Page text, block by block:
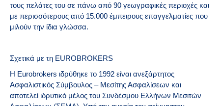
τους πελάτες του σε πάνω από 90 γεωγραφικές περιοχές και
με περισσότερους από 15.000 έμπειρους επαγγελματίες που
μιλούν την ίδια γλώσσα.
Σχετικά με τη ΕUROBROKERS
Η Eurobrokers ιδρύθηκε το 1992 είναι ανεξάρτητος
Ασφαλιστικός Σύμβουλος – Μεσίτης Ασφαλίσεων και
αποτελεί ιδρυτικό μέλος του Συνδέσμου Ελλήνων Μεσιτών